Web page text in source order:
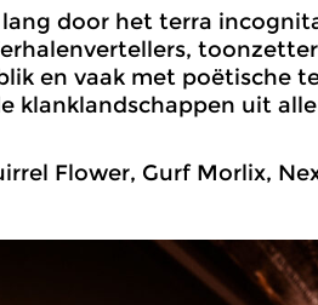
door het terra
en vaak met poëtische
klanklandschappen uit
Flower, Gurf Morlix,